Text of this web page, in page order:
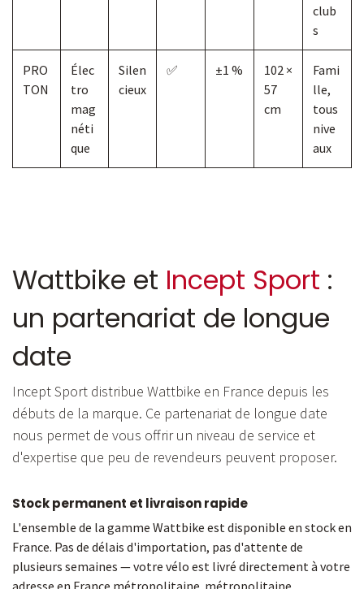
club
s
PRO
TON
Élec
tro
mag
néti
que
Silen
cieux
✅ ±1 %
102 ×
57
cm
Fami
lle,
tous
nive
aux
Wattbike et Incept Sport :
un partenariat de longue
date
Incept Sport distribue Wattbike en France depuis les
débuts de la marque. Ce partenariat de longue date
nous permet de vous offrir un niveau de service et
d'expertise que peu de revendeurs peuvent proposer.
Stock permanent et livraison rapide
L'ensemble de la gamme Wattbike est disponible en stock en
France. Pas de délais d'importation, pas d'attente de
plusieurs semaines — votre vélo est livré directement à votre
adresse en France métropolitaine. métropolitaine.